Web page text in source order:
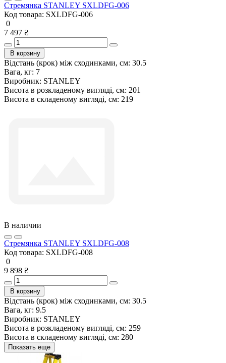
Стремянка STANLEY SXLDFG-006
Код товара: SXLDFG-006
0
7 497 ₴
В корзину
Відстань (крок) між сходинками, см: 30.5
Вага, кг: 7
Виробник: STANLEY
Висота в розкладеному вигляді, см: 201
Висота в складеному вигляді, см: 219
В наличии
Стремянка STANLEY SXLDFG-008
Код товара: SXLDFG-008
0
9 898 ₴
В корзину
Відстань (крок) між сходинками, см: 30.5
Вага, кг: 9.5
Виробник: STANLEY
Висота в розкладеному вигляді, см: 259
Висота в складеному вигляді, см: 280
Показать еще